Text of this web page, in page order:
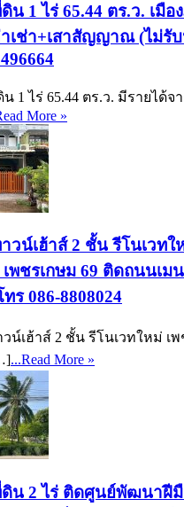
น 1 ไร่ 65.44 ตร.ว. เมือ
เช่า+เสาสัญญาณ (ไม่รั
1 ไร่ 65.44 ตร.ว. มีรายได้
More »
วน์เฮ้าส์ 2 ชั้น รีโนเวทใ
พชรเกษม 69 ติดถนนเม
ร 086-8808024
น์เฮ้าส์ 2 ชั้น รีโนเวทใหม่ เ
...Read More »
น 2 ไร่ ติดศูนย์พัฒนาฝีมื